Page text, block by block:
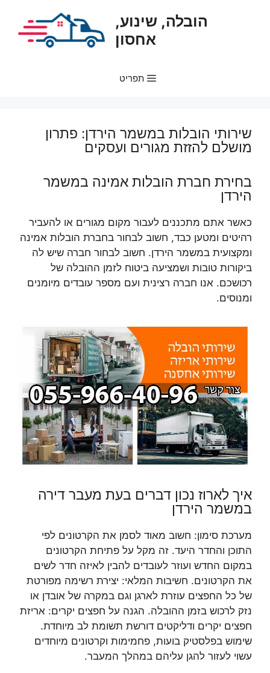
הובלה, שינוע,
אחסון
תפריט
שירותי הובלות במשמר הירדן: פתרון
מושלם להזזת מגורים ועסקים
בחירת חברת הובלות אמינה במשמר
הירדן
כאשר אתם מתכננים לעבור מקום מגורים או להעביר
רהיטים ומטען כבד, חשוב לבחור בחברת הובלות אמינה
ומקצועית במשמר הירדן. חשוב לבחור חברה שיש לה
ביקורות טובות ושמציעה ביטוח לזמן ההובלה של
רכושכם. אנו חברה רצינית ועם מספר עובדים מיומנים
ומנוסים.
איך לארוז נכון דברים בעת מעבר דירה
במשמר הירדן
מערכת סימון: חשוב מאוד לסמן את הקרטונים לפי
התוכן והחדר היעד. זה מקל על פתיחת הקרטונים
במקום החדש ועוזר לעובדים להבין לאיזה חדר לשים
את הקרטונים. חשיבות המלאי: יצירת רשימה מפורטת
של כל החפצים עוזרת לארגן וגם במקרה של אובדן או
נזק לרכוש בזמן ההובלה. הגנה על חפצים יקרים: אריזת
חפצים יקרים ודליקטים דורשת תשומת לב מיוחדת.
שימוש בפלסטיק בועות, פחמימות וקרטונים מיוחדים
עשוי לעזור להגן עליהם במהלך המעבר.